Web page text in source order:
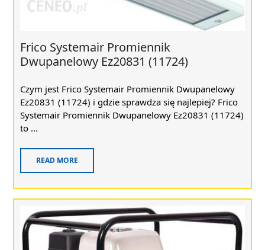
Frico Systemair Promiennik
Dwupanelowy Ez20831 (11724)
Czym jest Frico Systemair Promiennik Dwupanelowy
Ez20831 (11724) i gdzie sprawdza się najlepiej? Frico
Systemair Promiennik Dwupanelowy Ez20831 (11724)
to ...
READ MORE